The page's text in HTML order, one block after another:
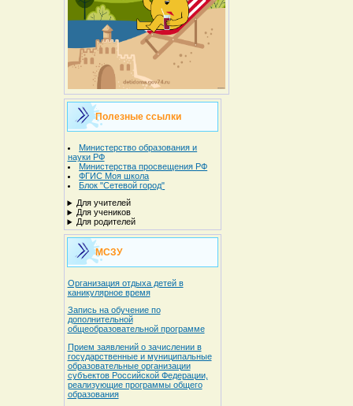
Полезные ссылки
Министерство образования и
науки РФ
Министерства просвещения РФ
ФГИС Моя школа
Блок "Сетевой город"
Для учителей
Для учеников
Для родителей
МСЗУ
Организация отдыха детей в
каникулярное время
Запись на обучение по
дополнительной
общеобразовательной программе
Прием заявлений о зачислении в
государственные и муниципальные
образовательные организации
субъектов Российской Федерации,
реализующие программы общего
образования